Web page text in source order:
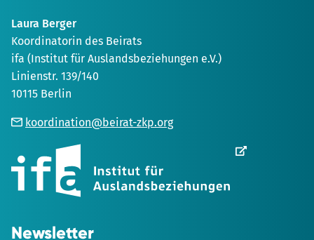
Laura Berger
Koordinatorin des Beirats
ifa (Institut für Auslandsbeziehungen e.V.)
Linienstr. 139/140
10115 Berlin
koordination@beirat-zkp.org
in
einem
neuen
geöffnet
Newsletter